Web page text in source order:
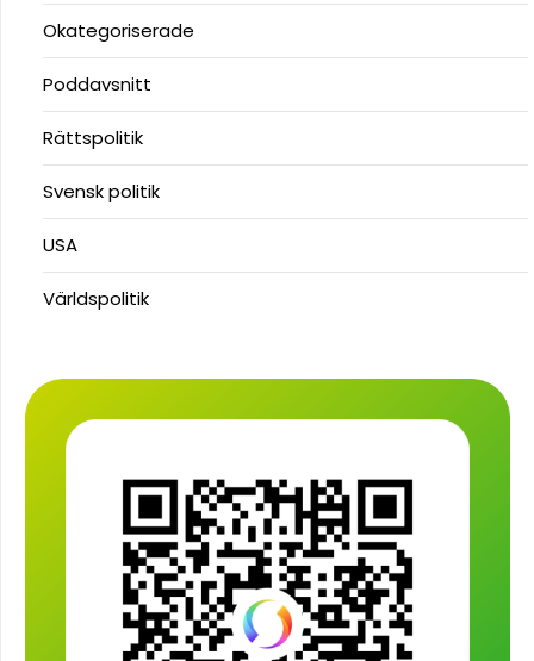
Okategoriserade
Poddavsnitt
Rättspolitik
Svensk politik
USA
Världspolitik